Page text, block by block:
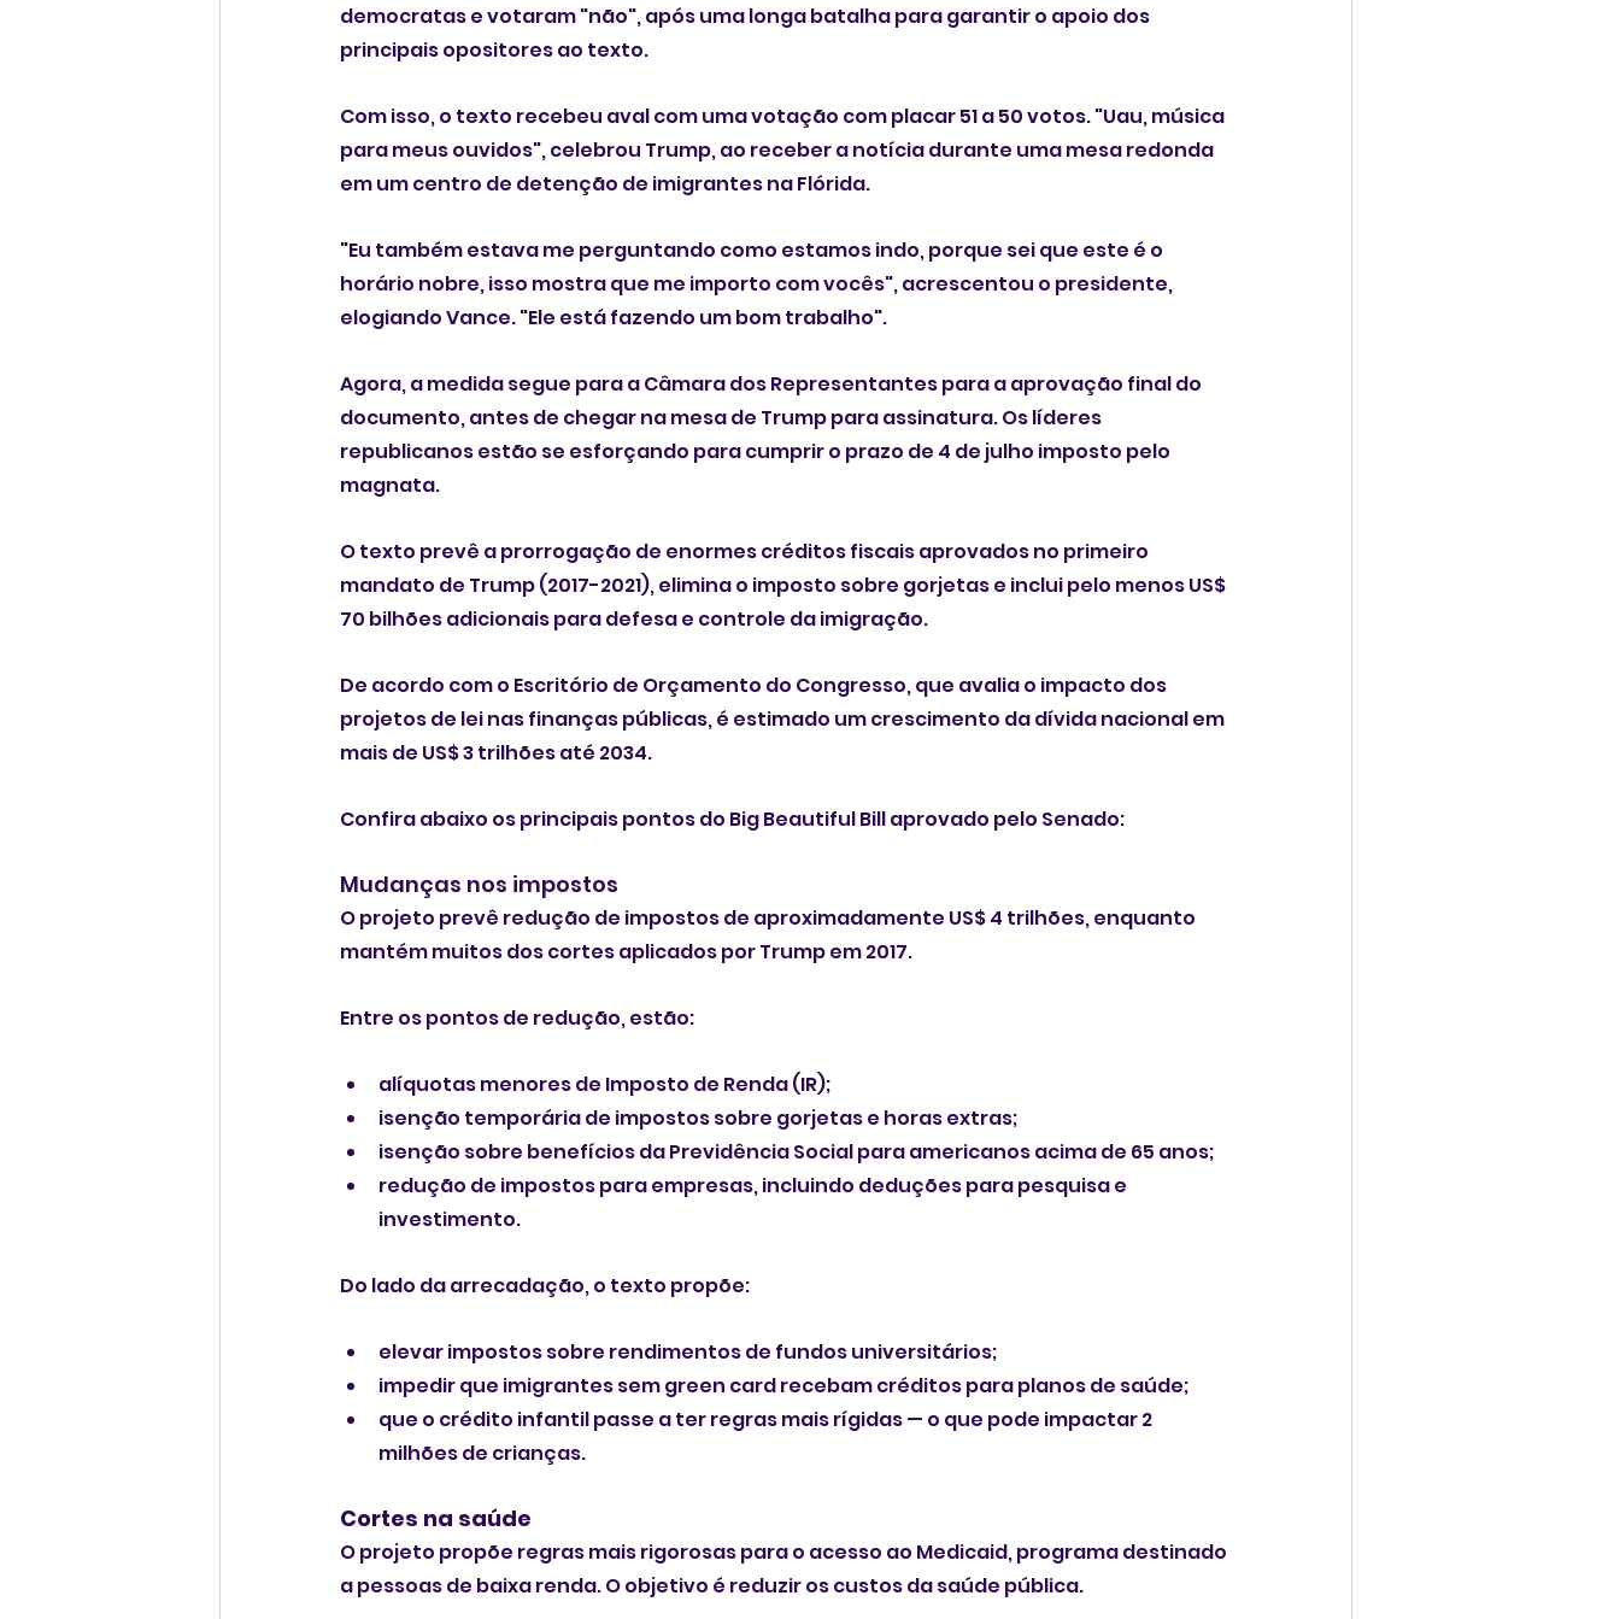
democratas e votaram "não", após uma longa batalha para garantir o apoio dos
principais opositores ao texto.
Com isso, o texto recebeu aval com uma votação com placar 51 a 50 votos. "Uau, música
para meus ouvidos", celebrou Trump, ao receber a notícia durante uma mesa redonda
em um centro de detenção de imigrantes na Flórida.
"Eu também estava me perguntando como estamos indo, porque sei que este é o
horário nobre, isso mostra que me importo com vocês", acrescentou o presidente,
elogiando Vance. "Ele está fazendo um bom trabalho".
Agora, a medida segue para a Câmara dos Representantes para a aprovação final do
documento, antes de chegar na mesa de Trump para assinatura. Os líderes
republicanos estão se esforçando para cumprir o prazo de 4 de julho imposto pelo
magnata.
O texto prevê a prorrogação de enormes créditos fiscais aprovados no primeiro
mandato de Trump (2017-2021), elimina o imposto sobre gorjetas e inclui pelo menos US$
70 bilhões adicionais para defesa e controle da imigração.
De acordo com o Escritório de Orçamento do Congresso, que avalia o impacto dos
projetos de lei nas finanças públicas, é estimado um crescimento da dívida nacional em
mais de US$ 3 trilhões até 2034.
Confira abaixo os principais pontos do Big Beautiful Bill aprovado pelo Senado:
Mudanças nos impostos
O projeto prevê redução de impostos de aproximadamente US$ 4 trilhões, enquanto
mantém muitos dos cortes aplicados por Trump em 2017.
Entre os pontos de redução, estão:
alíquotas menores de Imposto de Renda (IR);
isenção temporária de impostos sobre gorjetas e horas extras;
isenção sobre benefícios da Previdência Social para americanos acima de 65 anos;
redução de impostos para empresas, incluindo deduções para pesquisa e
investimento.
Do lado da arrecadação, o texto propõe:
elevar impostos sobre rendimentos de fundos universitários;
impedir que imigrantes sem green card recebam créditos para planos de saúde;
que o crédito infantil passe a ter regras mais rígidas — o que pode impactar 2
milhões de crianças.
Cortes na saúde
O projeto propõe regras mais rigorosas para o acesso ao Medicaid, programa destinado
a pessoas de baixa renda. O objetivo é reduzir os custos da saúde pública.